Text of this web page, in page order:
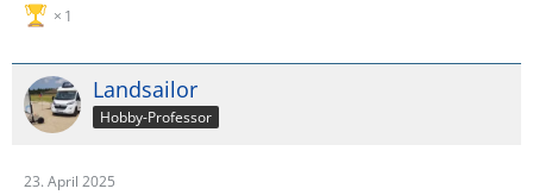
1
Landsailor
Hobby-Professor
23. April 2025